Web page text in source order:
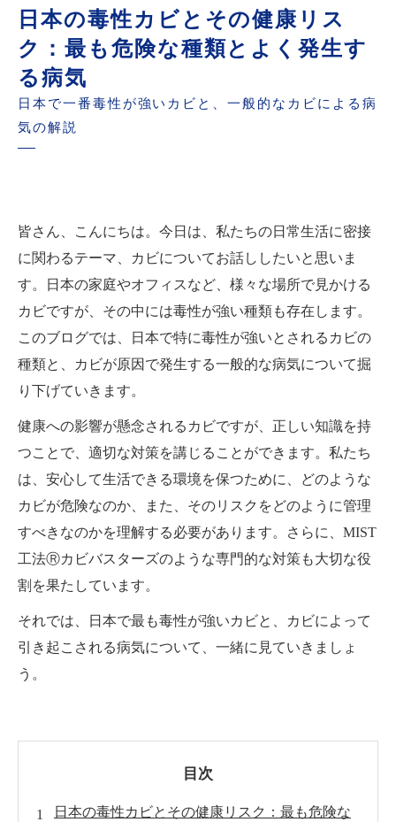
日本の毒性カビとその健康リス
ク：最も危険な種類とよく発生す
る病気
日本で一番毒性が強いカビと、一般的なカビによる病
気の解説
皆さん、こんにちは。今日は、私たちの日常生活に密接
に関わるテーマ、カビについてお話ししたいと思いま
す。日本の家庭やオフィスなど、様々な場所で見かける
カビですが、その中には毒性が強い種類も存在します。
このブログでは、日本で特に毒性が強いとされるカビの
種類と、カビが原因で発生する一般的な病気について掘
り下げていきます。
健康への影響が懸念されるカビですが、正しい知識を持
つことで、適切な対策を講じることができます。私たち
は、安心して生活できる環境を保つために、どのような
カビが危険なのか、また、そのリスクをどのように管理
すべきなのかを理解する必要があります。さらに、MIST
工法Ⓡカビバスターズのような専門的な対策も大切な役
割を果たしています。
それでは、日本で最も毒性が強いカビと、カビによって
引き起こされる病気について、一緒に見ていきましょ
う。
目次
日本の毒性カビとその健康リスク：最も危険な